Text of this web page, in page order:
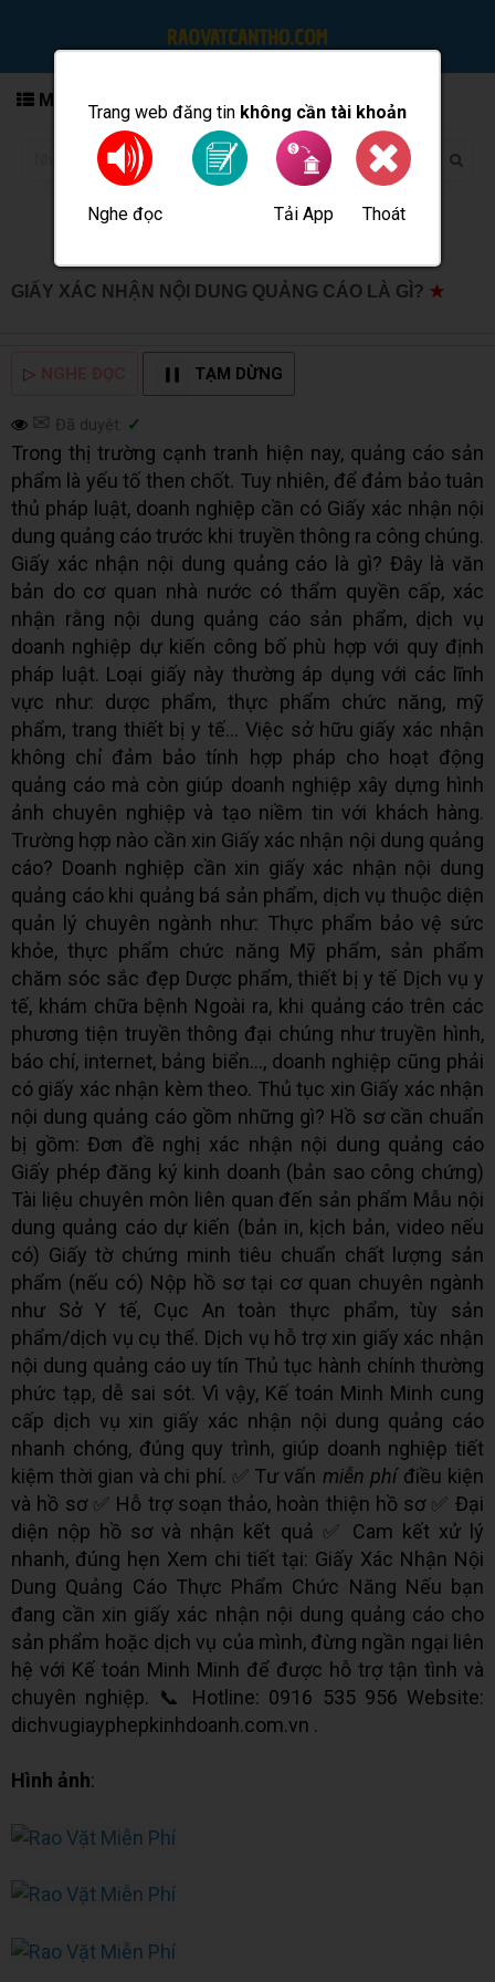
Trang web đăng tin không cần tài khoản
Nghe đọc Tải App Thoát
MENU
GIẤY XÁC NHẬN NỘI DUNG QUẢNG CÁO LÀ GÌ? ★
▷ TẠM DỪNG
✉ Đã duyệt: ✓
Trong thị trường cạnh tranh hiện nay, quảng cáo sản
phẩm là yếu tố then chốt. Tuy nhiên, để đảm bảo tuân
thủ pháp luật, doanh nghiệp cần có Giấy xác nhận nội
dung quảng cáo trước khi truyền thông ra công chúng.
Giấy xác nhận nội dung quảng cáo là gì? Đây là văn
bản do cơ quan nhà nước có thẩm quyền cấp, xác
nhận rằng nội dung quảng cáo sản phẩm, dịch vụ
doanh nghiệp dự kiến công bố phù hợp với quy định
pháp luật. Loại giấy này thường áp dụng với các lĩnh
vực như: dược phẩm, thực phẩm chức năng, mỹ
phẩm, trang thiết bị y tế... Việc sở hữu giấy xác nhận
không chỉ đảm bảo tính hợp pháp cho hoạt động
quảng cáo mà còn giúp doanh nghiệp xây dựng hình
ảnh chuyên nghiệp và tạo niềm tin với khách hàng.
Trường hợp nào cần xin Giấy xác nhận nội dung quảng
cáo? Doanh nghiệp cần xin giấy xác nhận nội dung
quảng cáo khi quảng bá sản phẩm, dịch vụ thuộc diện
quản lý chuyên ngành như: Thực phẩm bảo vệ sức
khỏe, thực phẩm chức năng Mỹ phẩm, sản phẩm
chăm sóc sắc đẹp Dược phẩm, thiết bị y tế Dịch vụ y
tế, khám chữa bệnh Ngoài ra, khi quảng cáo trên các
phương tiện truyền thông đại chúng như truyền hình,
báo chí, internet, bảng biển..., doanh nghiệp cũng phải
có giấy xác nhận kèm theo. Thủ tục xin Giấy xác nhận
nội dung quảng cáo gồm những gì? Hồ sơ cần chuẩn
bị gồm: Đơn đề nghị xác nhận nội dung quảng cáo
Giấy phép đăng ký kinh doanh (bản sao công chứng)
Tài liệu chuyên môn liên quan đến sản phẩm Mẫu nội
dung quảng cáo dự kiến (bản in, kịch bản, video nếu
có) Giấy tờ chứng minh tiêu chuẩn chất lượng sản
phẩm (nếu có) Nộp hồ sơ tại cơ quan chuyên ngành
như Sở Y tế, Cục An toàn thực phẩm, tùy sản
phẩm/dịch vụ cụ thể. Dịch vụ hỗ trợ xin giấy xác nhận
nội dung quảng cáo uy tín Thủ tục hành chính thường
phức tạp, dễ sai sót. Vì vậy, Kế toán Minh Minh cung
cấp dịch vụ xin giấy xác nhận nội dung quảng cáo
nhanh chóng, đúng quy trình, giúp doanh nghiệp tiết
kiệm thời gian và chi phí. ✅ Tư vấn miễn phíđiều kiện
và hồ sơ ✅ Hỗ trợ soạn thảo, hoàn thiện hồ sơ ✅ Đại
diện nộp hồ sơ và nhận kết quả ✅ Cam kết xử lý
nhanh, đúng hẹn Xem chi tiết tại: Giấy Xác Nhận Nội
Dung Quảng Cáo Thực Phẩm Chức Năng Nếu bạn
đang cần xin giấy xác nhận nội dung quảng cáo cho
sản phẩm hoặc dịch vụ của mình, đừng ngần ngại liên
hệ với Kế toán Minh Minh để được hỗ trợ tận tình và
chuyên nghiệp. 📞 Hotline: 0916 535 956 Website:
dichvugiayphepkinhdoanh.com.vn .
Hình ảnh: